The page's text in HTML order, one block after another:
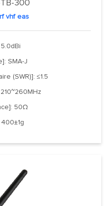
300
vhf eas
SMA-J
(SWR)]: ≤1.5
50Ω